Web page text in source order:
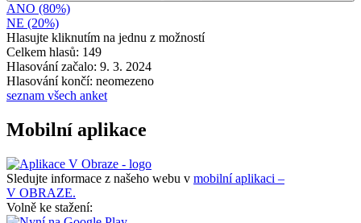
ANO (80%)
NE (20%)
Hlasujte kliknutím na jednu z možností
Celkem hlasů: 149
Hlasování začalo: 9. 3. 2024
Hlasování končí: neomezeno
seznam všech anket
Mobilní aplikace
Sledujte informace z našeho webu v mobilní aplikaci –
V OBRAZE.
Volně ke stažení: